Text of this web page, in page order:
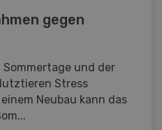
gegen
Sommertage und der
Stress
Neubau kann das